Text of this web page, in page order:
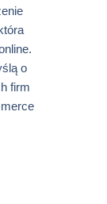
o
firm